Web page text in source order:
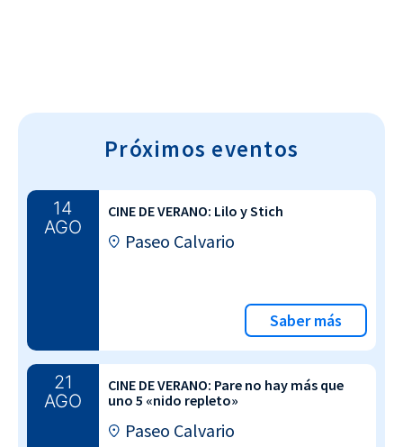
Próximos eventos
14
AGO
CINE DE VERANO: Lilo y Stich
Paseo Calvario
Saber más
21
AGO
CINE DE VERANO: Pare no hay más que
uno 5 «nido repleto»
Paseo Calvario